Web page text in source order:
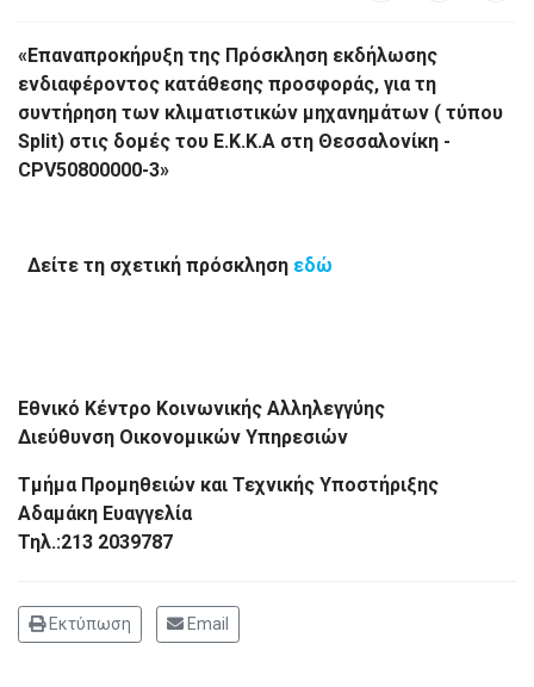
«Επαναπροκήρυξη της Πρόσκληση εκδήλωσης
ενδιαφέροντος κατάθεσης προσφοράς, για τη
συντήρηση των κλιματιστικών μηχανημάτων ( τύπου
Split) στις δομές του Ε.Κ.Κ.Α στη Θεσσαλονίκη -
CPV50800000-3»
Δείτε τη σχετική πρόσκληση εδώ
Εθνικό Κέντρο Κοινωνικής Αλληλεγγύης
Διεύθυνση Οικονομικών Υπηρεσιών
Τμήμα Προμηθειών και Τεχνικής Υποστήριξης
Αδαμάκη Ευαγγελία
Τηλ.:213 2039787
Εκτύπωση Email